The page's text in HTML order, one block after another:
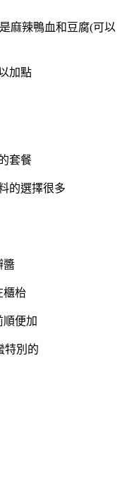
麻辣鴨血和豆腐(可以
加點
套餐
的選擇很多
醬
櫃枱
便加
特別的